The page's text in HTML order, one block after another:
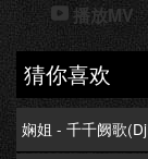
播放MV
猜你喜欢
娴姐 - 千千阙歌